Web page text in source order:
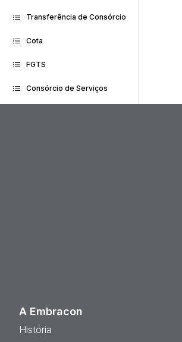
Transferência de Consórcio
Cota
FGTS
Consórcio de Serviços
A Embracon
História